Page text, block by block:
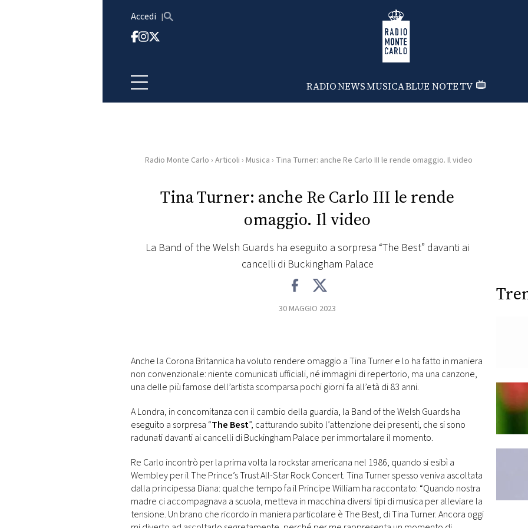
Accedi Radio Monte Carlo
RADIONEWSMUSICABLUE NOTETV
HOME
RADIO
CONCORSI
EVENTI
TV
PRINCIPATO
Radio Monte Carlo › Articoli › Musica › Tina Turner: anche Re Carlo III le rende omaggio. Il video
Tina Turner: anche Re Carlo III le rende
omaggio. Il video
La Band of the Welsh Guards ha eseguito a sorpresa “The Best” davanti ai
cancelli di Buckingham Palace
30 MAGGIO 2023
Anche la Corona Britannica ha voluto rendere omaggio a Tina Turner e lo ha fatto in maniera
non convenzionale: niente comunicati ufficiali, né immagini di repertorio, ma una canzone,
una delle più famose dell’artista scomparsa pochi giorni fa all’età di 83 anni.
A Londra, in concomitanza con il cambio della guardia, la Band of the Welsh Guards ha
eseguito a sorpresa “The Best”, catturando subito l’attenzione dei presenti, che si sono
radunati davanti ai cancelli di Buckingham Palace per immortalare il momento.
Re Carlo incontrò per la prima volta la rockstar americana nel 1986, quando si esibì a
Wembley per il The Prince’s Trust All-Star Rock Concert. Tina Turner spesso veniva ascoltata
dalla principessa Diana: qualche tempo fa il Principe William ha raccontato: “Quando nostra
madre ci accompagnava a scuola, metteva in macchina diversi tipi di musica per alleviare la
tensione. Un brano che ricordo in maniera particolare è The Best, di Tina Turner. Ancora oggi